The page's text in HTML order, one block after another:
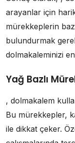
arayanlar için
mürekkeplerin
bulundurmak
dolmakaleminizi
Yağ Bazlı
, dolmakalem
Bu mürekkepler,
ile dikkat çeker.